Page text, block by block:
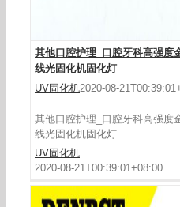
其他口腔护理_口腔牙科高强度
线光固化机固化灯
UV固化机2020-08-
其他口腔护理_口腔牙科高强度
线光固化机固化灯
UV固化机
2020-08-21T00:39:01+08:00